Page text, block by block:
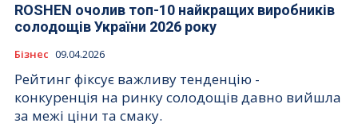
ROSHEN очолив топ-10 найкращих виробників
солодощів України 2026 року
Бізнес 09.04.2026
Рейтинг фіксує важливу тенденцію -
конкуренція на ринку солодощів давно вийшла
за межі ціни та смаку.